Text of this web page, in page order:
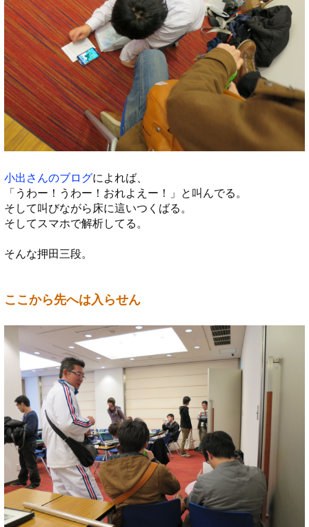
小出さんのブログによれば、
「うわー！うわー！おれよえー！」と叫んでる。
そして叫びながら床に這いつくばる。
そしてスマホで解析してる。
そんな押田三段。
ここから先へは入らせん